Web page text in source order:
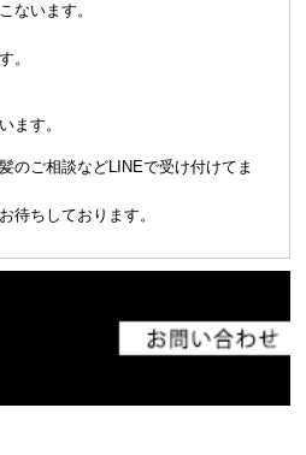
ないます。
。
ます。
のご相談などLINEで受け付けてま
待ちしております。